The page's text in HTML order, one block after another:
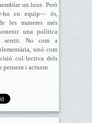
un luxe. Però
en equip— és,
les maneres més
una política
sentit. No com a
sinó com
col·lectiva dels
pensem i actuem.